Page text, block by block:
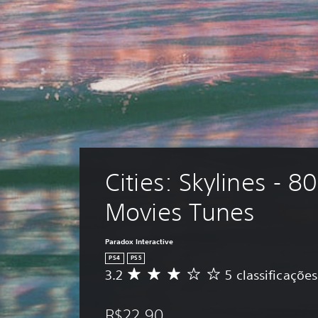
Cities: Skylines -
Movies Tunes
Paradox Interactive
PS4 PS5
D
3.2 5 classificações